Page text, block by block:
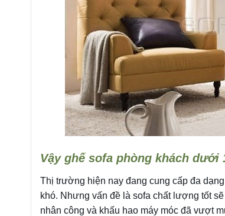
Vậy ghế sofa phòng khách
Thị trường hiện nay đang cung cấp đa
khó. Nhưng vấn đề là sofa chất lượng tốt
nhân công và khấu hao máy móc đã vượt